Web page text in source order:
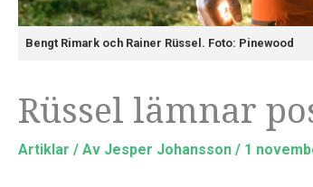
Bengt Rimark och Rainer Rüssel. Foto: Pinewood
Rüssel lämnar
Artiklar / Av Jesper Johansson / 1